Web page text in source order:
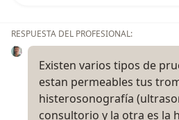
RESPUESTA DEL PROFESIONAL:
Existen varios tipos de
estan permeables tus
histerosonografía
consultorio y la otra es la